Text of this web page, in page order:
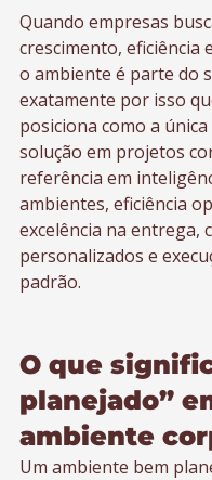
Quando empresas
crescimento, eficiência
o ambiente é parte do
exatamente por isso
posiciona como a
solução em projetos
referência em
ambientes, eficiência
excelência na entrega,
personalizados e
padrão.
O que
planejado”
ambiente
Um ambiente bem